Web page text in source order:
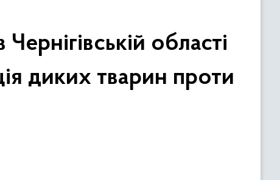
області
диких тварин проти